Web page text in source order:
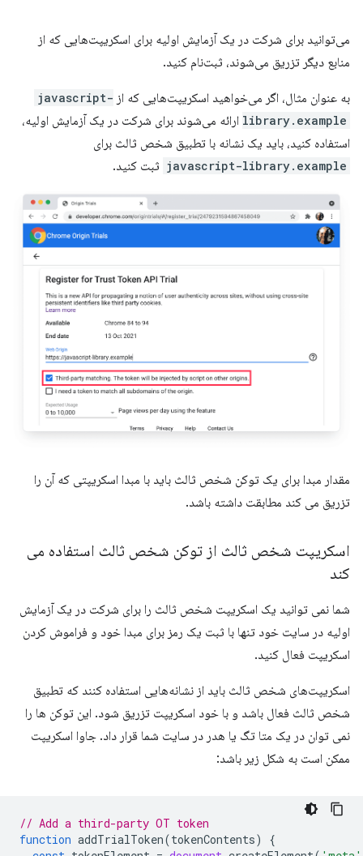
می‌توانید برای شرکت در یک آزمایش اولیه برای اسکریپت‌هایی که از
منابع دیگر تزریق می‌شوند، ثبت‌نام کنید.
به عنوان مثال، اگر می‌خواهید اسکریپت‌هایی که از javascript-
library.example ارائه می‌شوند برای شرکت در یک آزمایش اولیه،
استفاده کنید، باید یک نشانه با تطبیق شخص ثالث برای
javascript-library.example ثبت کنید.
مقدار مبدا برای یک توکن شخص ثالث باید با مبدا اسکریپتی که آن را
تزریق می کند مطابقت داشته باشد.
اسکریپت شخص ثالث از توکن شخص ثالث استفاده می
کند
شما نمی توانید یک اسکریپت شخص ثالث را برای شرکت در یک آزمایش
اولیه در سایت خود تنها با ثبت یک رمز برای مبدا خود و فراموش کردن
اسکریپت فعال کنید.
اسکریپت‌های شخص ثالث باید از نشانه‌هایی استفاده کنند که تطبیق
شخص ثالث فعال باشد و با خود اسکریپت تزریق شود. این توکن ها را
نمی توان در یک متا تگ یا هدر در سایت شما قرار داد. جاوا اسکریپت
ممکن است به شکل زیر باشد:
// Add a third-party OT token
function addTrialToken(tokenContents)
{